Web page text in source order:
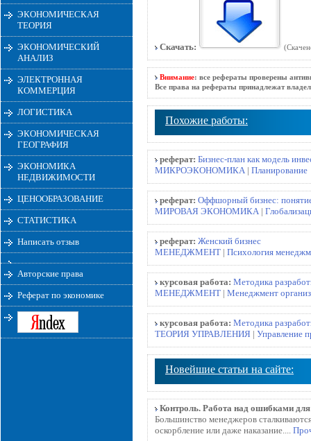
ЭКОНОМИЧЕСКАЯ
ТЕОРИЯ
ЭКОНОМИЧЕСКИЙ
АНАЛИЗ
ЭЛЕКТРОННАЯ
КОММЕРЦИЯ
ЛОГИСТИКА
ЭКОНОМИЧЕСКАЯ
ГЕОГРАФИЯ
ЭКОНОМИКА
НЕДВИЖИМОСТИ
ЦЕНООБРАЗОВАНИЕ
СТАТИСТИКА
Написать отзыв
Авторские права
Реферат по экономике
Скачать:
Внимание: все рефераты проверены
Все права на рефераты принадлежат
Похожие работы:
реферат: Бизнес-план как модель
МИКРОЭКОНОМИКА | Планирование
реферат: Оффшорный бизнес:
МИРОВАЯ ЭКОНОМИКА |
реферат: Женский бизнес
МЕНЕДЖМЕНТ | Психология
курсовая работа: Методика
МЕНЕДЖМЕНТ | Менеджмент
курсовая работа: Методика
ТЕОРИЯ УПРАВЛЕНИЯ | Управление
Новейшие статьи на сайте:
Контроль. Работа над ошибками
Большинство менеджеров
оскорбление или даже наказание....